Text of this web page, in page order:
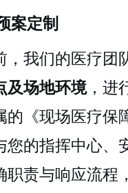
案定制
，我们的医疗团
及场地环境，进
的《现场医疗保
您的指挥中心、
职责与响应流程